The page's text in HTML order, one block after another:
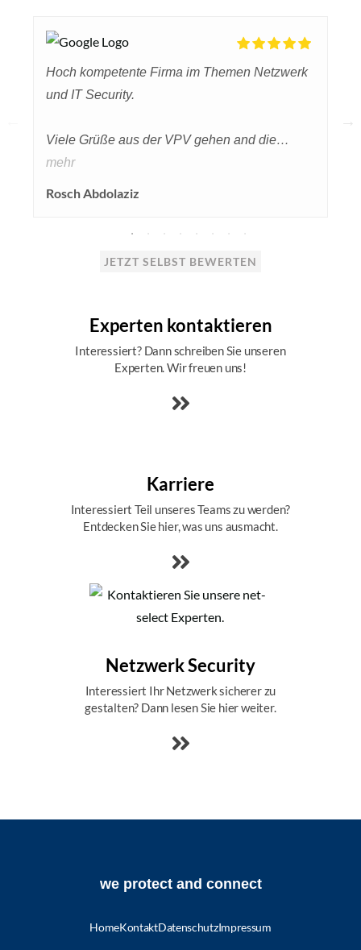
Hoch kompetente Firma im Themen Netzwerk
und IT Security.
Viele Grüße aus der VPV gehen and die
Herren Dreher, Scheffing und Scheid.
mehr
Rosch Abdolaziz
JETZT SELBST BEWERTEN
Experten kontaktieren
Interessiert? Dann schreiben Sie unseren
Experten. Wir freuen uns!
Karriere
Interessiert Teil unseres Teams zu werden?
Entdecken Sie hier, was uns ausmacht.
Netzwerk Security
Interessiert Ihr Netzwerk sicherer zu
gestalten? Dann lesen Sie hier weiter.
we protect and connect
HomeKontaktDatenschutzImpressum